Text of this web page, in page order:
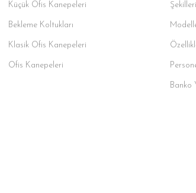
Küçük Ofis Kanepeleri
Bekleme Koltukları
Klasik Ofis Kanepeleri
Ofis Kanepeleri
Banko